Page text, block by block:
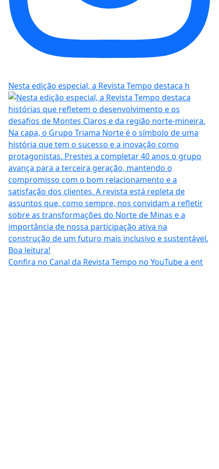
Nesta edição especial, a Revista Tempo destaca h
Confira no Canal da Revista Tempo no YouTube a ent